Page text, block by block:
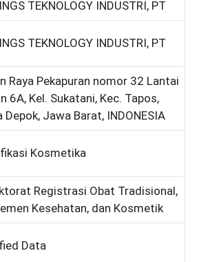
TEKNOLOGY INDUSTRI, PT
TEKNOLOGY INDUSTRI, PT
Raya Pekapuran nomor 32 Lantai
6A, Kel. Sukatani, Kec. Tapos,
Depok, Jawa Barat, INDONESIA
Kosmetika
Registrasi Obat Tradisional,
Kesehatan, dan Kosmetik
Data